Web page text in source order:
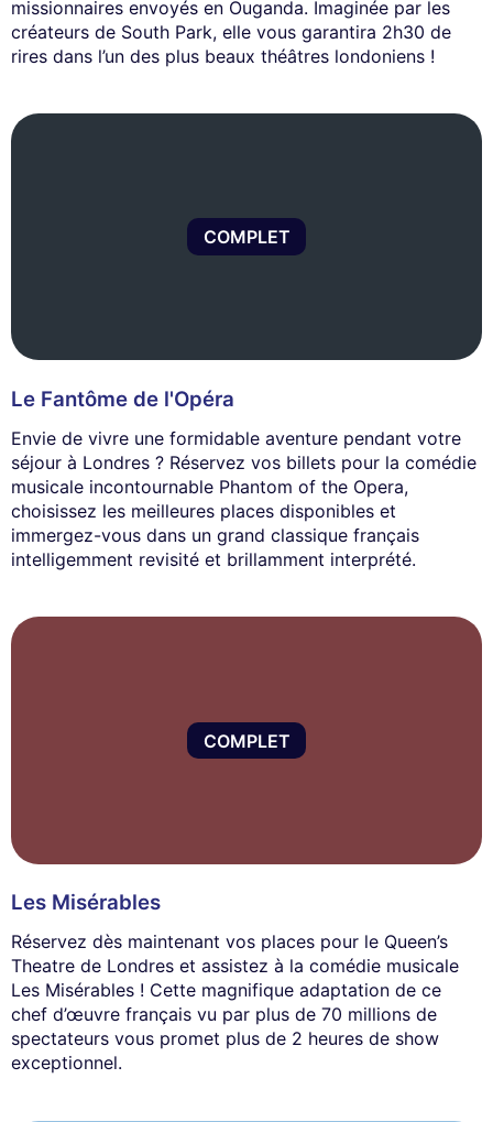
missionnaires envoyés en Ouganda. Imaginée par les
créateurs de South Park, elle vous garantira 2h30 de
rires dans l’un des plus beaux théâtres londoniens !
COMPLET
Le Fantôme de l'Opéra
Envie de vivre une formidable aventure pendant votre
séjour à Londres ? Réservez vos billets pour la comédie
musicale incontournable Phantom of the Opera,
choisissez les meilleures places disponibles et
immergez-vous dans un grand classique français
intelligemment revisité et brillamment interprété.
COMPLET
Les Misérables
Réservez dès maintenant vos places pour le Queen’s
Theatre de Londres et assistez à la comédie musicale
Les Misérables ! Cette magnifique adaptation de ce
chef d’œuvre français vu par plus de 70 millions de
spectateurs vous promet plus de 2 heures de show
exceptionnel.